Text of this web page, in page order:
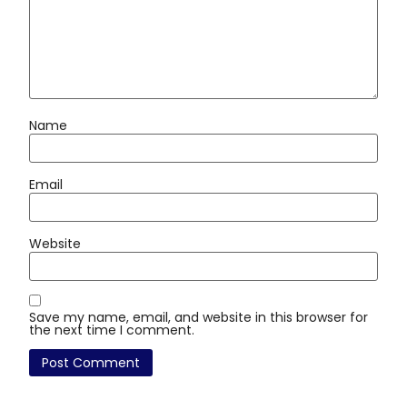
Name
Email
Website
Save my name, email, and website in this browser for
the next time I comment.